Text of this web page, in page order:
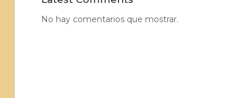
No hay comentarios que mostrar.